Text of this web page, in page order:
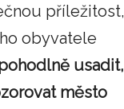
příležitost,
obyvatele
usadit,
město